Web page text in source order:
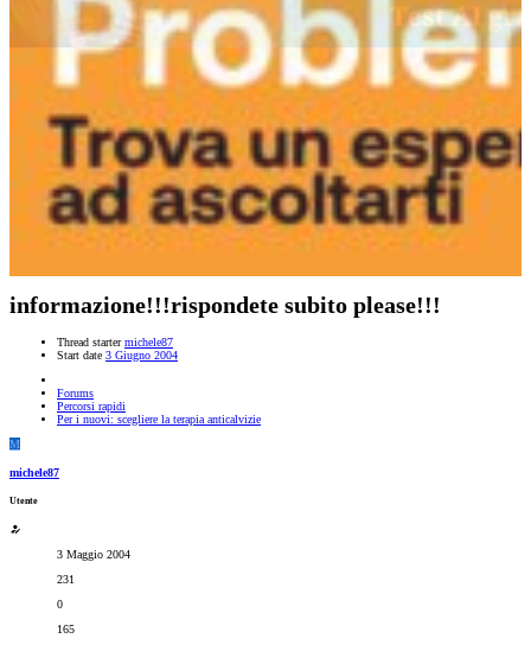
informazione!!!rispondete subito please!!!
Thread starter michele87
Start date 3 Giugno 2004
Forums
Percorsi rapidi
Per i nuovi: scegliere la terapia anticalvizie
M
michele87
Utente
3 Maggio 2004
231
0
165